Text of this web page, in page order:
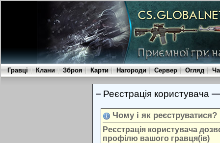
Гравці Клани Зброя Карти Нагороди Сервер Огляд
Реєстрація користувача
Чому і як реєструватися?
Реєстрація користувача
профілю вашого гравця(ів)